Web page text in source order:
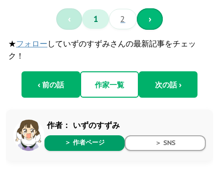
‹ 1 2 ›
★フォロー していずのすずみさんの最新記事をチェッ
ク！
‹ 前の話 作家一覧 次の話 ›
作者： いずのすずみ
＞ 作者ページ ＞ SNS